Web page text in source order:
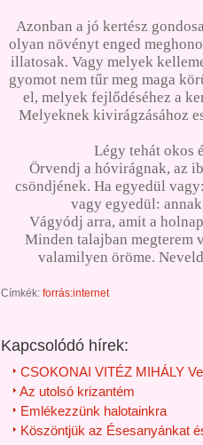
Azonban a jó kertész
olyan növényt enged
illatosak. Vagy melyek
gyomot nem tűr meg maga
el, melyek fejlődéséhez a
Melyeknek kivirágzásához
Légy tehát okos
Örvendj a hóvirágnak, az
csöndjének. Ha egyedül
vagy egyedül:
Vágyódj arra, amit a
Minden talajban megterem
valamilyen öröme.
Címkék: forrás:internet
Kapcsolódó hírek:
CSOKONAI VITÉZ MIHÁLY
Az utolsó krizantém
Emlékezzünk halotainkra
Köszöntjük az Ésesanyánkat